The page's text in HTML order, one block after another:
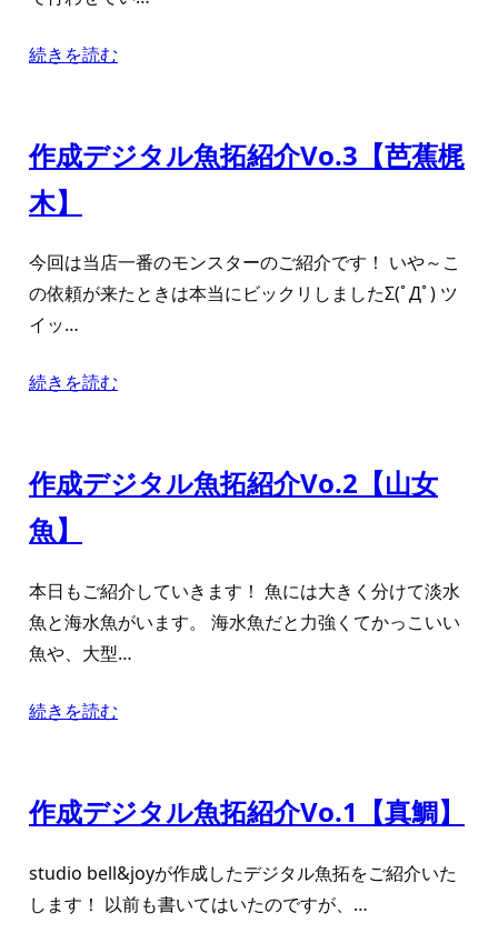
続きを読む
作成デジタル魚拓紹介Vo.3【芭蕉梶
木】
今回は当店一番のモンスターのご紹介です！ いや～こ
の依頼が来たときは本当にビックリしましたΣ(ﾟДﾟ) ツ
イッ…
続きを読む
作成デジタル魚拓紹介Vo.2【山女
魚】
本日もご紹介していきます！ 魚には大きく分けて淡水
魚と海水魚がいます。 海水魚だと力強くてかっこいい
魚や、大型…
続きを読む
作成デジタル魚拓紹介Vo.1【真鯛】
studio bell&joyが作成したデジタル魚拓をご紹介いた
します！ 以前も書いてはいたのですが、…